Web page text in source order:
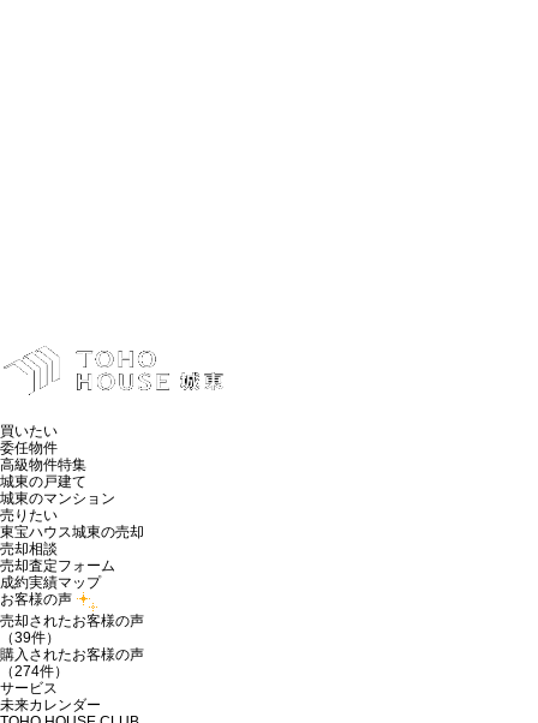
買いたい
委任物件
高級物件特集
城東の戸建て
城東のマンション
売りたい
東宝ハウス城東の売却
売却相談
売却査定フォーム
成約実績マップ
お客様の声
売却されたお客様の声
（39件）
購入されたお客様の声
（274件）
サービス
未来カレンダー